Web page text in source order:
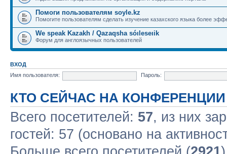
Помоги пользователям soyle.kz
Помогите пользователям сделать изучение казахского языка более
We speak Kazakh / Qazaqsha sóıleseıik
Форум для англоязычных пользователей
ВХОД
Имя пользователя:
Пароль:
КТО СЕЙЧАС НА КОНФЕРЕНЦИИ
Всего посетителей: 57, из них
гостей: 57 (основано на